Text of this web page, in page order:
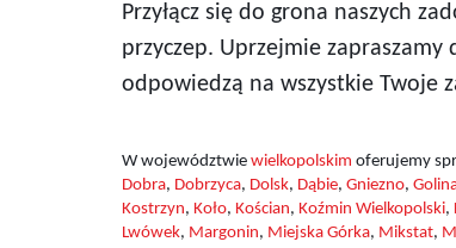
Przyłącz się do grona naszych
przyczep. Uprzejmie
odpowiedzą na wszystkie Twoje
W województwie wielkopolskim oferujemy
Dobra, Dobrzyca, Dolsk, Dąbie, Gniezno,
Kostrzyn, Koło, Kościan, Koźmin Wielkopolski,
Lwówek, Margonin, Miejska Górka, Mikstat,